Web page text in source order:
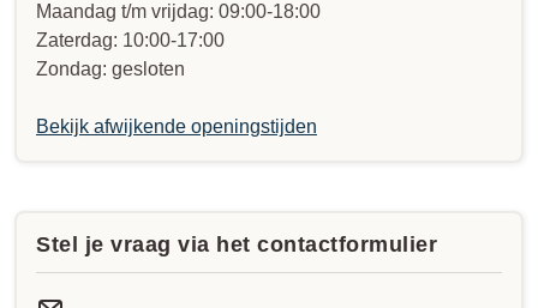
Maandag t/m vrijdag: 09:00-18:00
Zaterdag: 10:00-17:00
Zondag: gesloten
Bekijk afwijkende openingstijden
Stel je vraag via het contactformulier